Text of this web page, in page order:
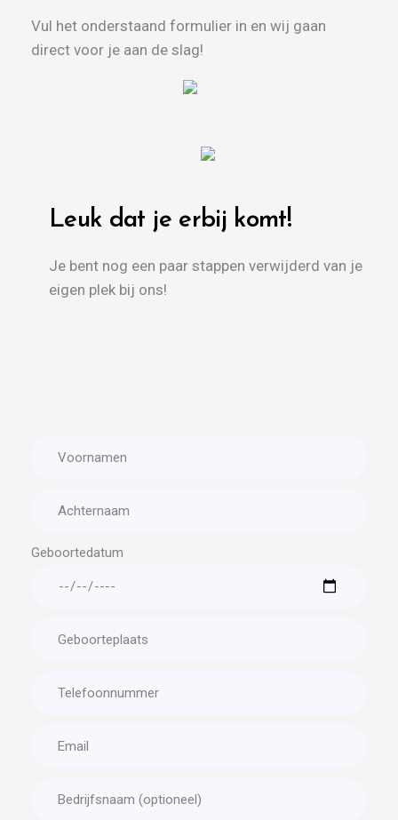
Vul het onderstaand formulier in en wij gaan
direct voor je aan de slag!
Leuk dat je erbij komt!
Je bent nog een paar stappen verwijderd van je
eigen plek bij ons!
Geboortedatum